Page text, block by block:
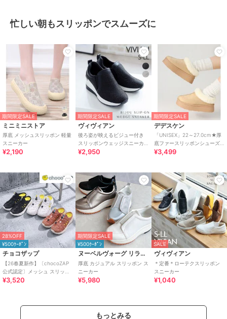
忙しい朝もスリッポンでスムーズに
期間限定SALE
ミニミニストア
厚底 メッシュスリッポン 軽量
スニーカー
¥2,190
期間限定SALE
ヴィヴィアン
後ろ姿が映えるビジュー付き
スリッポンウェッジスニーカ
ー
¥2,950
期間限定SALE
デデスケン
「UNISEX」22～27.0cm★厚
底ファースリッポンシューズ
★6366
¥3,499
28%OFF
¥500ｸｰﾎﾟﾝ
チョコザップ
【26春夏新作】〔chocoZAP
公式認定〕メッシュ スリッポ
ン スニーカーサンダル
¥3,520
期間限定SALE
¥500ｸｰﾎﾟﾝ
ヌーベルヴォーグ リラックス
厚底 カジュアル スリッポン ス
ニーカー
¥5,980
SALE
ヴィヴィアン
＊定番＊ローテクスリッポン
スニーカー
¥1,040
もっとみる